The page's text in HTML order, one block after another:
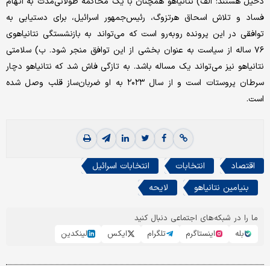
فساد و تلاش اسحاق هرتزوگ، رئیس‌جمهور اسرائیل، برای دستیابی به
توافقی در این پرونده روبه‌رو است که می‌تواند به بازنشستگی نتانیاهوی
۷۶ ساله از سیاست به عنوان بخشی از این توافق منجر شود. ب) سلامتی
نتانیاهو نیز می‌تواند یک مساله باشد. به تازگی فاش شد که نتانیاهو دچار
سرطان پروستات است و از سال ۲۰۲۳ به او ضربان‌ساز قلب وصل شده
است.
اقتصاد انتخابات
انتخابات اسرائیل
بنیامین نتانیاهو
لایحه
ما را در شبکه‌های اجتماعی دنبال کنید
بله
اینستاگرم تلگرام ایکس لینکدین